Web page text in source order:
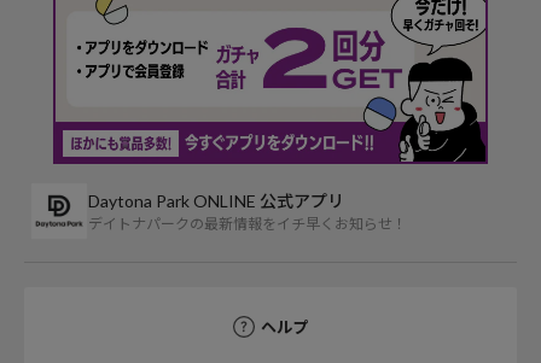
Daytona Park ONLINE 公式アプリ
デイトナパークの最新情報をイチ早くお知らせ！
ヘルプ